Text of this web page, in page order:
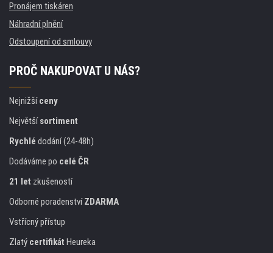
Pronájem tiskáren
Náhradní plnění
Odstoupení od smlouvy
PROČ NAKUPOVAT U NÁS?
Nejnižšíceny
Největšísortiment
Rychlé dodání (24-48h)
Dodáváme po celé ČR
21 let zkušeností
Odborné poradenstvíZDARMA
Vstřícný přístup
Zlatý certifikát Heureka